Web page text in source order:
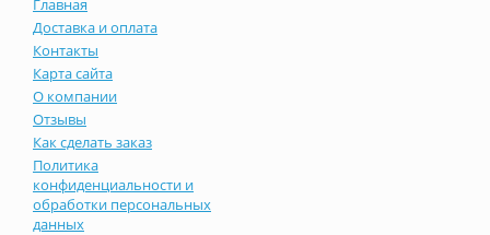
Главная
Доставка и оплата
Контакты
Карта сайта
О компании
Отзывы
Как сделать заказ
Политика
конфиденциальности и
обработки персональных
данных